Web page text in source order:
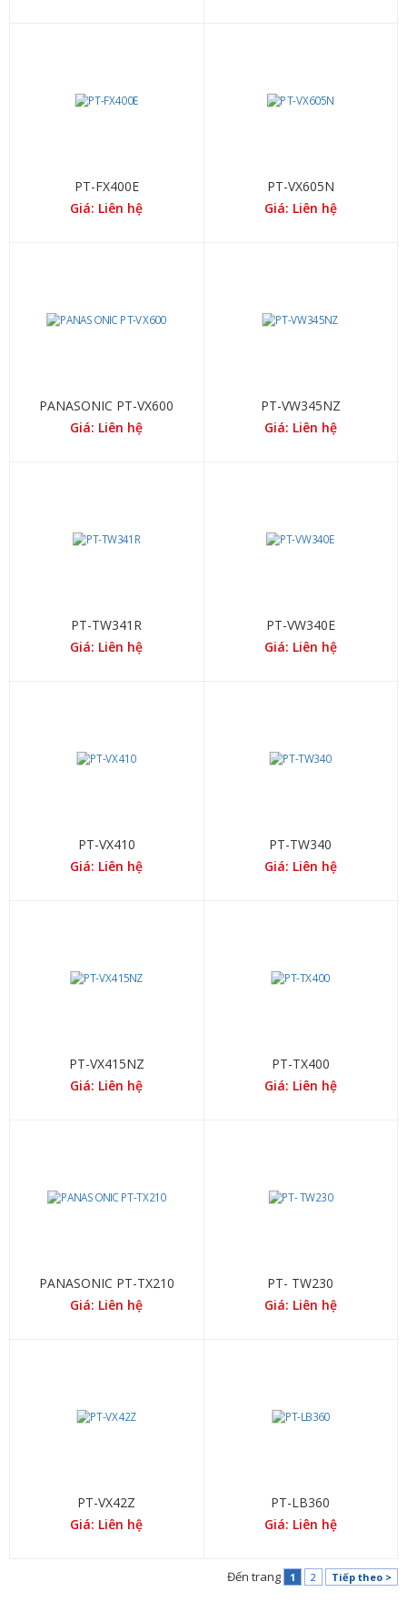
PT-FX400E
Giá: Liên hệ
PT-VX605N
Giá: Liên hệ
PANASONIC PT-VX600
Giá: Liên hệ
PT-VW345NZ
Giá: Liên hệ
PT-TW341R
Giá: Liên hệ
PT-VW340E
Giá: Liên hệ
PT-VX410
Giá: Liên hệ
PT-TW340
Giá: Liên hệ
PT-VX415NZ
Giá: Liên hệ
PT-TX400
Giá: Liên hệ
PANASONIC PT-TX210
Giá: Liên hệ
PT- TW230
Giá: Liên hệ
PT-VX42Z
Giá: Liên hệ
PT-LB360
Giá: Liên hệ
Đến trang 1 2 Tiếp theo >